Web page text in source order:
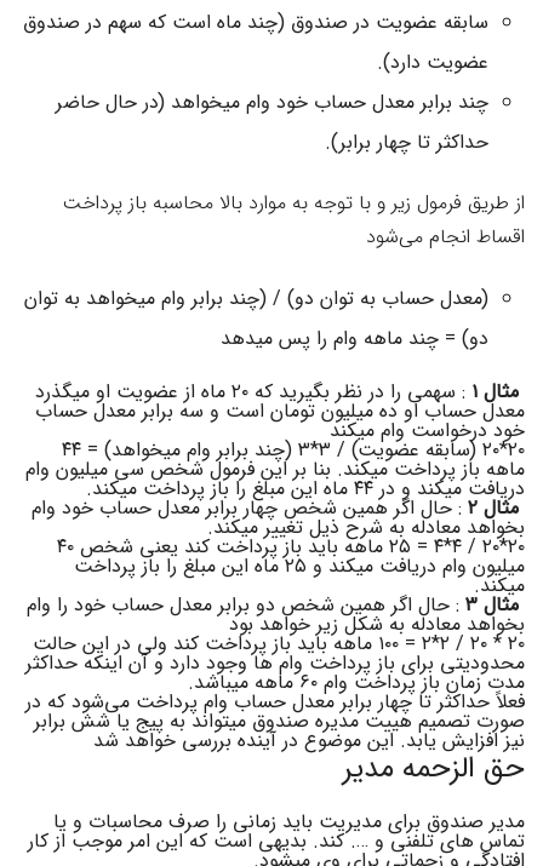
سابقه عضویت در صندوق (چند ماه است که سهم در صندوق
عضویت دارد).
چند برابر معدل حساب خود وام میخواهد (در حال حاضر
حداکثر تا چهار برابر).
از طریق فرمول زیر و با توجه به موارد بالا محاسبه باز پرداخت
اقساط انجام می‌شود
(معدل حساب به توان دو) / (چند برابر وام میخواهد به توان
دو) = چند ماهه وام را پس میدهد
مثال ۱
: سهمی را در نظر بگیرید که ۲۰ ماه از عضویت او میگذرد
معدل حساب او ده میلیون تومان است و سه برابر معدل حساب
خود درخواست وام میکند
۲۰*۲۰ (سابقه عضویت) / ۳*۳ (چند برابر وام میخواهد) = ۴۴
ماهه باز پرداخت میکند. بنا بر این فرمول شخص سی میلیون وام
دریافت میکند و در ۴۴ ماه این مبلغ را باز پرداخت میکند.
مثال ۲ : حال اگر همین شخص چهار برابر معدل حساب خود وام
بخواهد معادله به شرح ذیل تغییر میکند.
۲۰*۲۰ / ۴*۴ = ۲۵ ماهه باید باز پرداخت کند یعنی شخص ۴۰
میلیون وام دریافت میکند و ۲۵ ماه این مبلغ را باز پرداخت
میکند.
مثال ۳ : حال اگر همین شخص دو برابر معدل حساب خود را وام
بخواهد معادله به شکل زیر خواهد بود
۲۰ * ۲۰ / ۲*۲ = ۱۰۰ ماهه باید باز پرداخت کند ولی در این حالت
محدودیتی برای باز پرداخت وام ها وجود دارد و آن اینکه حداکثر
مدت زمان باز پرداخت وام ۶۰ ماهه میباشد.
فعلاً حداکثر تا چهار برابر معدل حساب وام پرداخت می‌شود که در
صورت تصمیم هییت مدیره صندوق میتواند به پیج یا شش برابر
نیز افزایش یابد. این موضوع در آینده بررسی خواهد شد
حق الزحمه مدیر
مدیر صندوق برای مدیریت باید زمانی را صرف محاسبات و یا
تماس های تلفنی و …. کند. بدیهی است که این امر موجب از کار